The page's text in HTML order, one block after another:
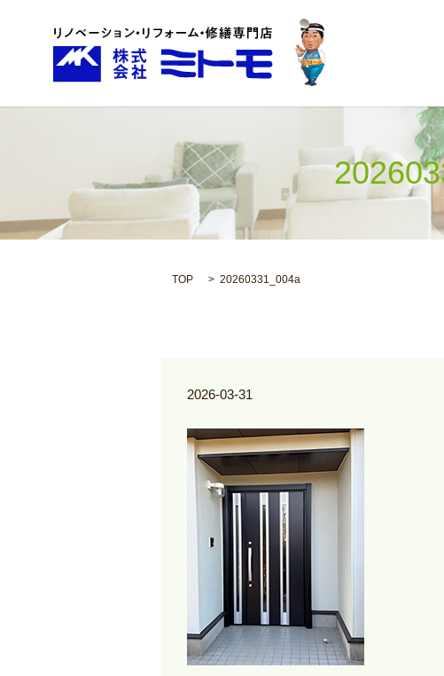
TOP 20260331_004a
2026-03-31